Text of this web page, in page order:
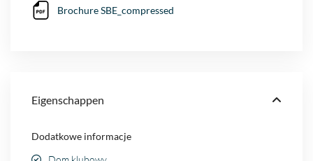
Brochure SBE_compressed
Eigenschappen
Dodatkowe informacje